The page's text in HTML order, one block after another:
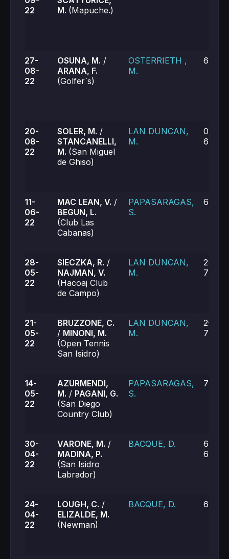
22
M. (Mapuche.)
27-
08-
22
OSUNA, M. /
ARANA, F.
(Golfer`s)
OSTERRIETH ,
M.
6-0,
20-
08-
22
SOLER, M. /
STANCANELLI,
M. (San Miguel
de Ghiso)
LAN DUNCAN,
M.
0-6,
6-7
11-
06-
22
MAC LEAN, V. /
BEGUN, L.
(Club Las
Cabanas)
PAPASARAGAS,
S.
6-3,
28-
05-
22
SIECZKA, R. /
NAJMAN, V.
(Hacoaj Club
de Campo)
LAN DUNCAN,
M.
2-6,
7-6
21-
05-
22
BRUZZONE, C.
/ MINONI, M.
(Open Tennis
San Isidro)
LAN DUNCAN,
M.
2-6,
7-6
14-
05-
22
AZURMENDI,
M. / PAGANI, G.
(San Diego
Country Club)
PAPASARAGAS,
S.
7-6,
30-
04-
22
VARONE, M. /
MADINA, P.
(San Isidro
Labrador)
BACQUE, D.
6-7,
6-7
24-
04-
22
LOUGH, C. /
ELIZALDE, M.
(Newman)
BACQUE, D. 6-1,